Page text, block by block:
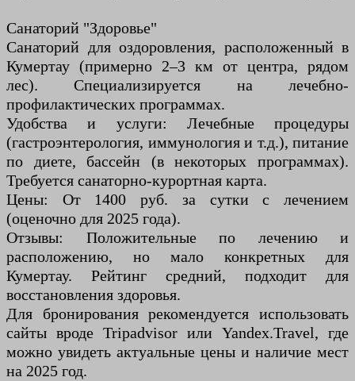
Санаторий "Здоровье"
Санаторий для оздоровления, расположенный в
Кумертау (примерно 2–3 км от центра, рядом
лес). Специализируется на лечебно-
профилактических программах.
Удобства и услуги: Лечебные процедуры
(гастроэнтерология, иммунология и т.д.), питание
по диете, бассейн (в некоторых программах).
Требуется санаторно-курортная карта.
Цены: От 1400 руб. за сутки с лечением
(оценочно для 2025 года).
Отзывы: Положительные по лечению и
расположению, но мало конкретных для
Кумертау. Рейтинг средний, подходит для
восстановления здоровья.
Для бронирования рекомендуется использовать
сайты вроде Tripadvisor или Yandex.Travel, где
можно увидеть актуальные цены и наличие мест
на 2025 год.